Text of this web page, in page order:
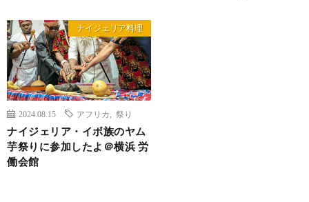
ナイジェリア料理
2024.08.15 アフリカ 祭り
ナイジェリア・イボ族のヤム
芋祭りに参加したよ＠横浜 労
働会館